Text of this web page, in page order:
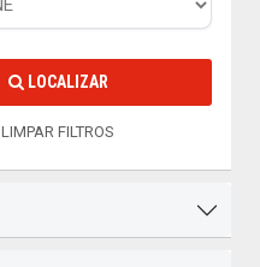
LOCALIZAR
LIMPAR FILTROS